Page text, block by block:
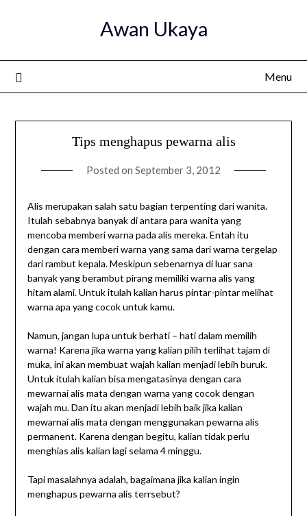
Awan Ukaya
Menu
Tips menghapus pewarna alis
Posted on September 3, 2012
Alis merupakan salah satu bagian terpenting dari wanita.
Itulah sebabnya banyak di antara para wanita yang
mencoba memberi warna pada alis mereka. Entah itu
dengan cara memberi warna yang sama dari warna tergelap
dari rambut kepala. Meskipun sebenarnya di luar sana
banyak yang berambut pirang memiliki warna alis yang
hitam alami. Untuk itulah kalian harus pintar-pintar melihat
warna apa yang cocok untuk kamu.
Namun, jangan lupa untuk berhati – hati dalam memilih
warna! Karena jika warna yang kalian pilih terlihat tajam di
muka, ini akan membuat wajah kalian menjadi lebih buruk.
Untuk itulah kalian bisa mengatasinya dengan cara
mewarnai alis mata dengan warna yang cocok dengan
wajah mu. Dan itu akan menjadi lebih baik jika kalian
mewarnai alis mata dengan menggunakan pewarna alis
permanent. Karena dengan begitu, kalian tidak perlu
menghias alis kalian lagi selama 4 minggu.
Tapi masalahnya adalah, bagaimana jika kalian ingin
menghapus pewarna alis terrsebut?